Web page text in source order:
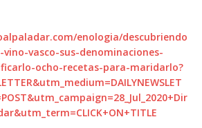
enologia/descubriendo
vasco-sus-denominaciones-
ocho-recetas-para-maridarlo?